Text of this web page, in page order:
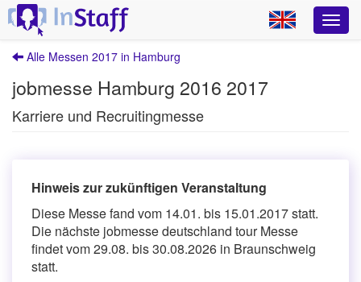
Alle Messen 2017 in Hamburg
jobmesse Hamburg 2016 2017
Karriere und Recruitingmesse
Hinweis zur zukünftigen Veranstaltung
Diese Messe fand vom 14.01. bis 15.01.2017 statt.
Die nächste jobmesse deutschland tour Messe
findet vom 29.08. bis 30.08.2026 in Braunschweig
statt.